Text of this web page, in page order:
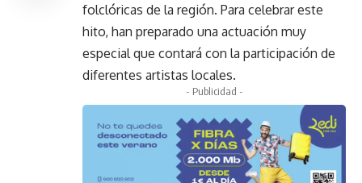
folclóricas de la región. Para celebrar este
hito, han preparado una actuación muy
especial que contará con la participación de
diferentes artistas locales.
- Publicidad -